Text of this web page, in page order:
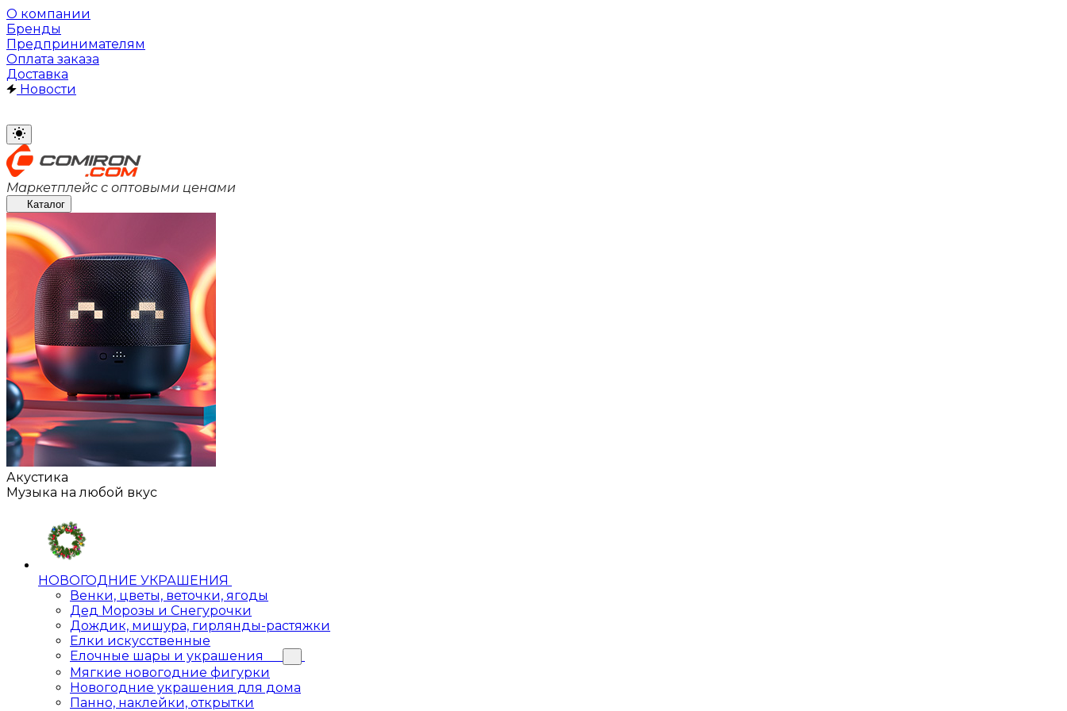
О компании
Бренды
Предпринимателям
Оплата заказа
Доставка
Новости
Маркетплейс с оптовыми ценами
Каталог
Акустика
Музыка на любой вкус
НОВОГОДНИЕ УКРАШЕНИЯ
Венки, цветы, веточки, ягоды
Дед Морозы и Снегурочки
Дождик, мишура, гирлянды-растяжки
Елки искусственные
Елочные шары и украшения
Мягкие новогодние фигурки
Новогодние украшения для дома
Панно, наклейки, открытки